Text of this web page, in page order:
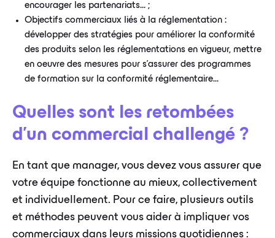
encourager les partenariats... ;
Objectifs commerciaux liés à la réglementation :
développer des stratégies pour améliorer la conformité
des produits selon les réglementations en vigueur, mettre
en oeuvre des mesures pour s'assurer des programmes
de formation sur la conformité réglementaire...
Quelles sont les retombées
d'un commercial challengé ?
En tant que manager, vous devez vous assurer que
votre équipe fonctionne au mieux, collectivement
et individuellement. Pour ce faire, plusieurs outils
et méthodes peuvent vous aider à impliquer vos
commerciaux dans leurs missions quotidiennes :